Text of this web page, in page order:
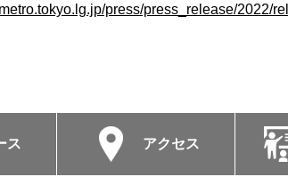
press/press_release/2022/
ス アクセス